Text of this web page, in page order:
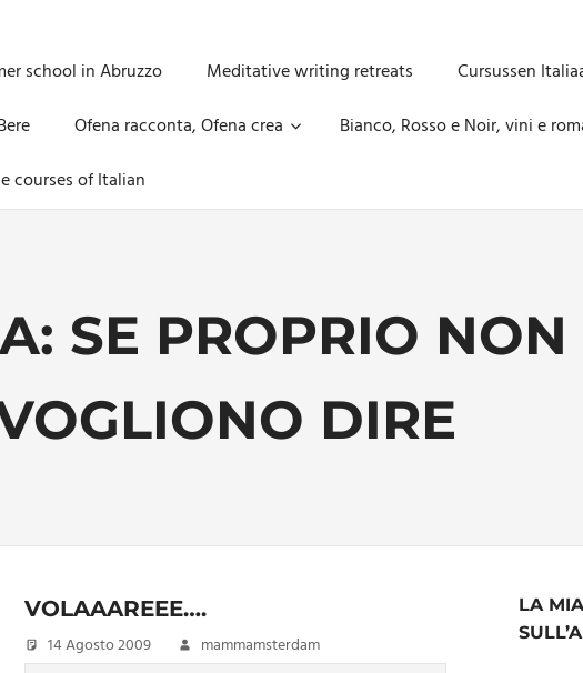
school in Abruzzo Meditative writing retreats
Cursussen
Ofena racconta, Ofena crea
Bianco, Rosso e Noir, vini e
courses of Italian
SE PROPRIO NON
DIRE
VOLAAAREEE….
14 Agosto 2009 mammamsterdam
LA